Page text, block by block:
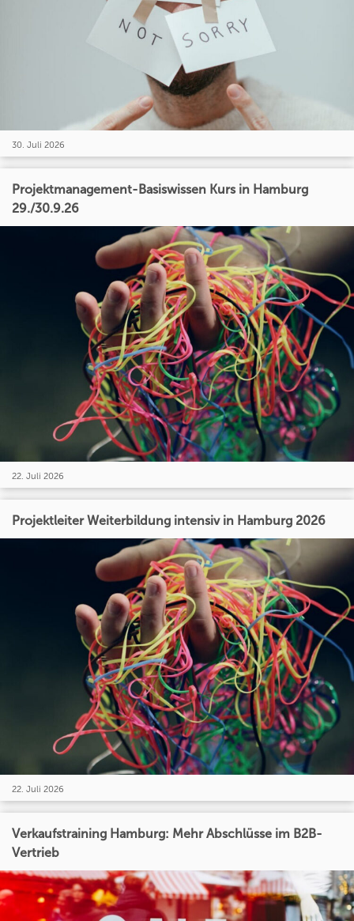
30. Juli 2026
Projektmanagement-Basiswissen Kurs in Hamburg
29./30.9.26
22. Juli 2026
Projektleiter Weiterbildung intensiv in Hamburg 2026
22. Juli 2026
Verkaufstraining Hamburg: Mehr Abschlüsse im B2B-
Vertrieb